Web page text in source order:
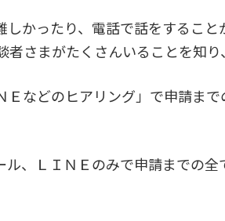
かったり、電話で話をするこ
さまがたくさんいることを知り
などのヒアリング」で申請ま
、ＬＩＮＥのみで申請までの全